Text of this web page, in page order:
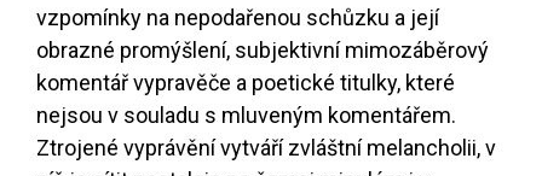
vzpomínky na nepodařenou schůzku a její
obrazné promýšlení, subjektivní mimozáběrový
komentář vypravěče a poetické titulky, které
nejsou v souladu s mluveným komentářem.
Ztrojené vyprávění vytváří zvláštní melancholii, v